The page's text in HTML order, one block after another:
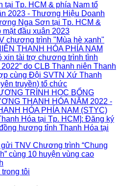
Tp. HCM & phía Nam tổ
2023 - Thương Hiệu Doanh
Nga Sơn tại Tp. HCM &
đầu xuân 2023
chương trình "Mùa hè xanh"
THANH HÓA PHÍA NAM
xin tài trợ chương trình tình
do CLB Thanh niên Thanh
cùng Đội SVTN Xứ Thanh
truyền) tổ chức
TRÌNH HỌC BỔNG
THANH HÓA NĂM 2022 -
HÓA PHÍA NAM (STYC)
Hóa tại Tp. HCM]: Đăng ký
hương tỉnh Thanh Hóa tại
TNV Chương trình “Chung
cùng 10 huyện vùng cao
trong tôi